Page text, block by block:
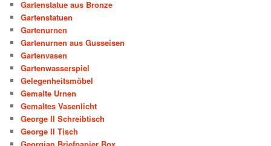
Gartenstatue aus Bronze
Gartenstatuen
Gartenurnen
Gartenurnen aus Gusseisen
Gartenvasen
Gartenwasserspiel
Gelegenheitsmöbel
Gemalte Urnen
Gemaltes Vasenlicht
George II Schreibtisch
George II Tisch